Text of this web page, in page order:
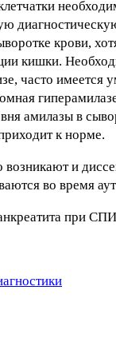
крови,
кишки.
часто
амилазы в
к норме.
и
во время
при